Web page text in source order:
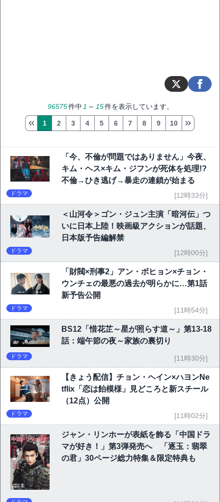
96575件中 1 ～ 15件を表示しています。
1 2 3 4 5 6 7 8 9 10
「今、不倫が問題ではありません」今夜、
キム・ヘス×キム・ジフンが死体を処理!?
不倫→ひき逃げ→暴走の連鎖が始まる
ドラマ [12時33分]
＜山河令＞ゴン・ジュン主演「暗河伝」つ
いに日本上陸！映画級アクションが話題、
日本版予告編解禁
ドラマ [12時00分]
「財閥×刑事2」アン・ボヒョン×チョン・
ウンチェの最悪の過去が明らかに…第1話
新予告公開
ドラマ [11時54分]
BS12「惜花芷～星が照らす道～」第13-18
話：端午節の夜～家族の裏切り
ドラマ [11時30分]
【きょう配信】チョン・ヘイン×ハヨンNe
tflix「恋は飴模様」見どころと新スチール
（12点）公開
ドラマ [11時02分]
ジャン・リンホーが表紙を飾る「中国ドラ
マが好き！」第3弾発売へ 「逐玉：翡翠
の君」30ページ総力特集＆限定特典も